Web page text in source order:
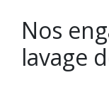
Nos
lavage